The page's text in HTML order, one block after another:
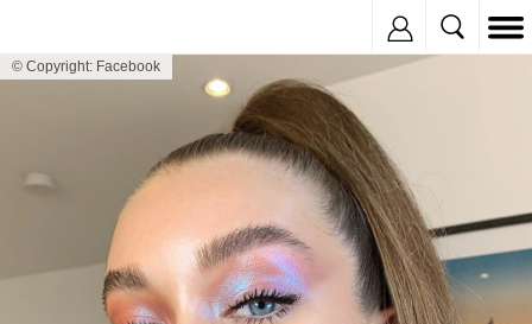
© Copyright: Facebook